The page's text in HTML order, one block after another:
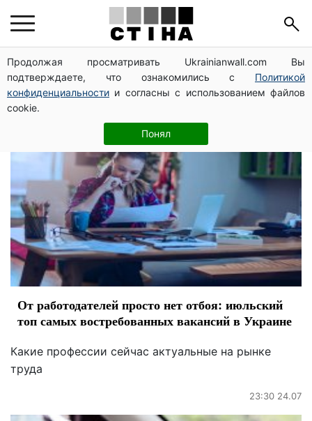
Продолжая просматривать Ukrainianwall.com Вы
подтверждаете, что ознакомились с Политикой
конфиденциальности и согласны с использованием файлов
cookie.
Понял
рынок труда
От работодателей просто нет отбоя: июльский
топ самых востребованных вакансий в Украине
Какие профессии сейчас актуальные на рынке
труда
23:30 24.07